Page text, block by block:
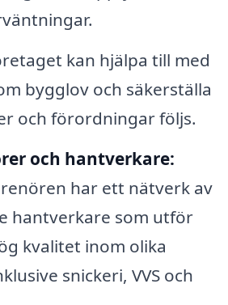
kan hjälpa till med
bygglov och säkerställa
och förordningar följs.
och hantverkare:
har ett nätverk av
hantverkare som utför
kvalitet inom olika
snickeri, VVS och